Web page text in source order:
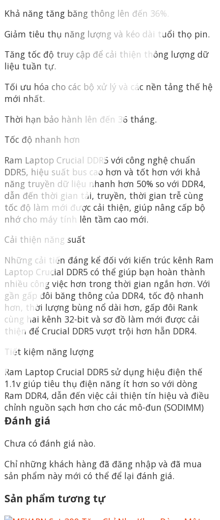
Khả năng tăng băng thông lên đến 36%.
Giảm tiêu thụ năng lượng và kéo dài tuổi thọ pin.
Tăng tốc độ truy cập để cải thiện thông lượng dữ
liệu tuần tự.
Tối ưu hóa cho các bộ xử lý và các nền tảng thế hệ
mới nhất.
Thời hạn bảo hành lên đến 36 tháng.
Tốc độ nhanh hơn
Ram Laptop Crucial DDR5 với công nghệ chuẩn
DDR5, hiệu suất bus cao hơn và tốt hơn với khả
năng truyền dữ liệu nhanh hơn 50% so với DDR4,
dẫn đến thời gian tải, truyền, thời gian trễ cùng
tốc độ làm mới được cải thiện, giúp nâng cấp bộ
nhớ cho máy tính lên tầm cao mới.
Cải thiện năng suất
Những cải tiến đáng kể đối với kiến ​​trúc kênh Ram
Laptop Crucial DDR5 có thể giúp bạn hoàn thành
nhiều công việc hơn trong thời gian ngắn hơn. Với
gần gấp đôi băng thông của DDR4, tốc độ nhanh
hơn, thời lượng bùng nổ dài hơn, gấp đôi Rank
cùng hai kênh 32-bit và sơ đồ làm mới được cải
thiện để Crucial DDR5 vượt trội hơn hẵn DDR4.
Tiết kiệm năng lượng
Ram Laptop Crucial DDR5 sử dụng hiệu điện thế
1.1v giúp tiêu thụ điện năng ít hơn so với dòng
Ram DDR4, dẫn đến việc cải thiện tín hiệu và điều
chỉnh nguồn sạch hơn cho các mô-đun (SODIMM)
Đánh giá
Chưa có đánh giá nào.
Chỉ những khách hàng đã đăng nhập và đã mua
sản phẩm này mới có thể để lại đánh giá.
Sản phẩm tương tự